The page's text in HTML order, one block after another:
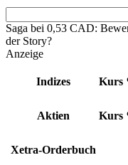
Saga bei 0,53 CAD:
der Story?
Anzeige
Indizes Kurs
Aktien Kurs
Xetra-Orderbuch